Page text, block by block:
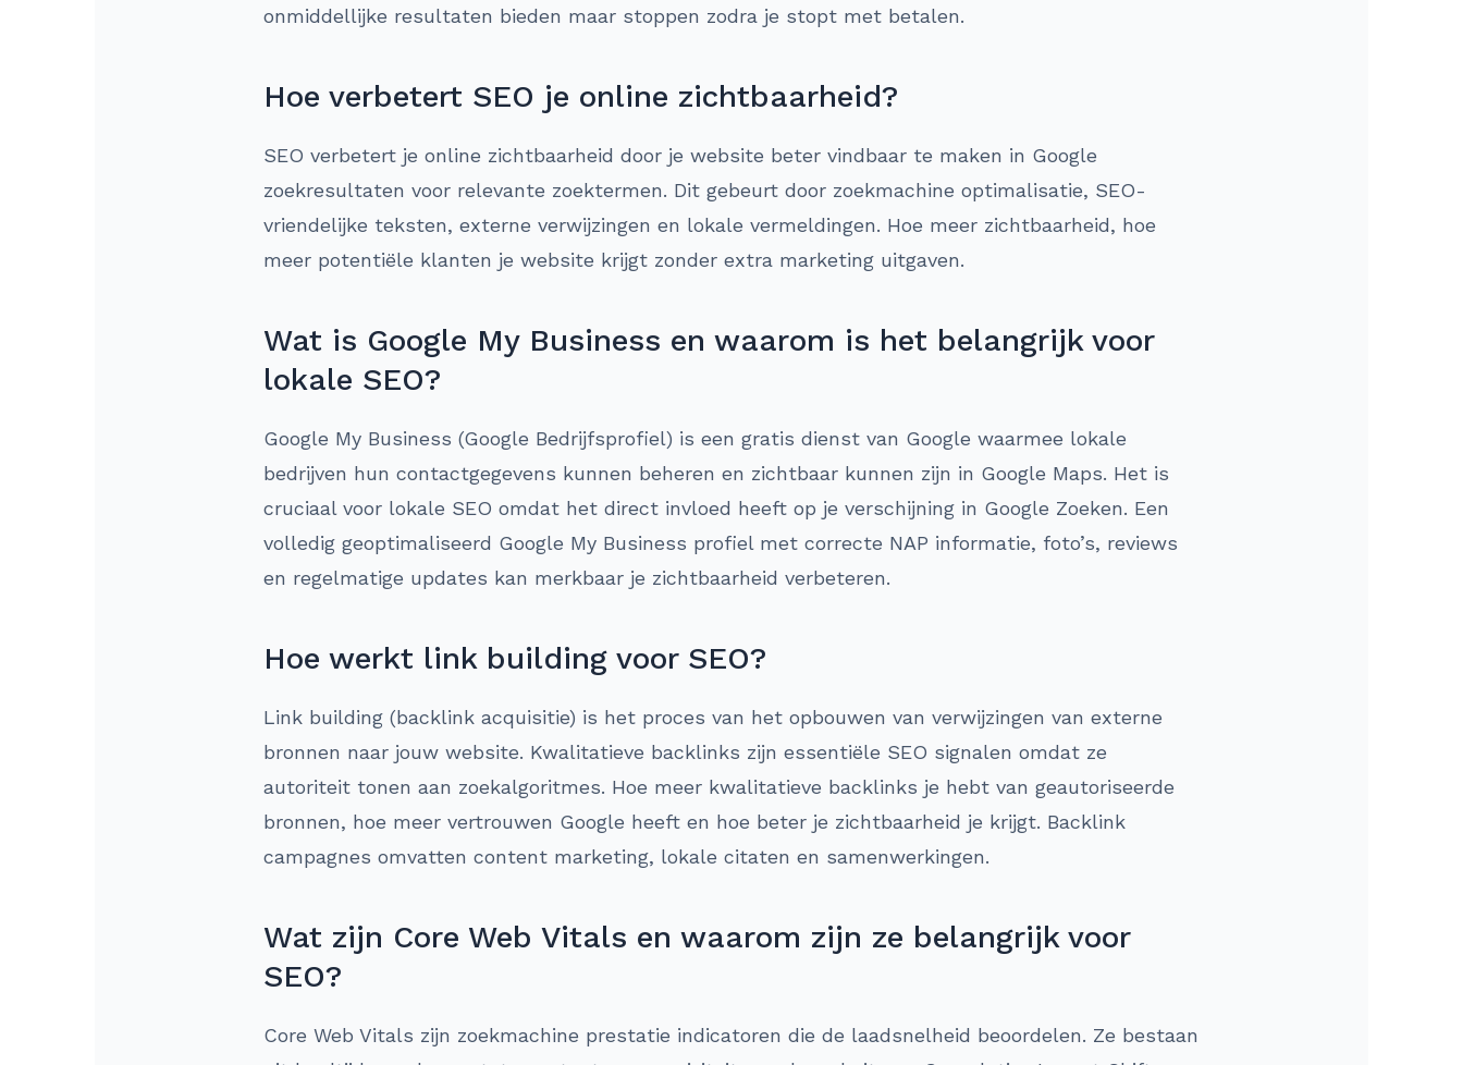
onmiddellijke resultaten bieden maar stoppen zodra je stopt met betalen.
Hoe verbetert SEO je online zichtbaarheid?
SEO verbetert je online zichtbaarheid door je website beter vindbaar te maken in Google
zoekresultaten voor relevante zoektermen. Dit gebeurt door zoekmachine optimalisatie, SEO-
vriendelijke teksten, externe verwijzingen en lokale vermeldingen. Hoe meer zichtbaarheid, hoe
meer potentiële klanten je website krijgt zonder extra marketing uitgaven.
Wat is Google My Business en waarom is het belangrijk voor
lokale SEO?
Google My Business (Google Bedrijfsprofiel) is een gratis dienst van Google waarmee lokale
bedrijven hun contactgegevens kunnen beheren en zichtbaar kunnen zijn in Google Maps. Het is
cruciaal voor lokale SEO omdat het direct invloed heeft op je verschijning in Google Zoeken. Een
volledig geoptimaliseerd Google My Business profiel met correcte NAP informatie, foto’s, reviews
en regelmatige updates kan merkbaar je zichtbaarheid verbeteren.
Hoe werkt link building voor SEO?
Link building (backlink acquisitie) is het proces van het opbouwen van verwijzingen van externe
bronnen naar jouw website. Kwalitatieve backlinks zijn essentiële SEO signalen omdat ze
autoriteit tonen aan zoekalgoritmes. Hoe meer kwalitatieve backlinks je hebt van geautoriseerde
bronnen, hoe meer vertrouwen Google heeft en hoe beter je zichtbaarheid je krijgt. Backlink
campagnes omvatten content marketing, lokale citaten en samenwerkingen.
Wat zijn Core Web Vitals en waarom zijn ze belangrijk voor
SEO?
Core Web Vitals zijn zoekmachine prestatie indicatoren die de laadsnelheid beoordelen. Ze bestaan